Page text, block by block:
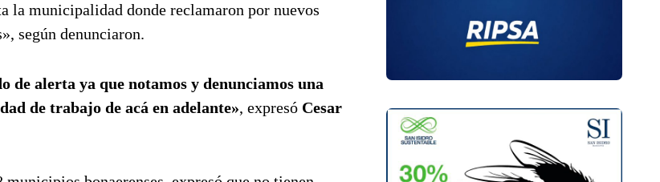
la municipalidad donde reclamaron por nuevos
según denunciaron.
de alerta ya que notamos y denunciamos una
de trabajo de acá en adelante», expresó Cesar